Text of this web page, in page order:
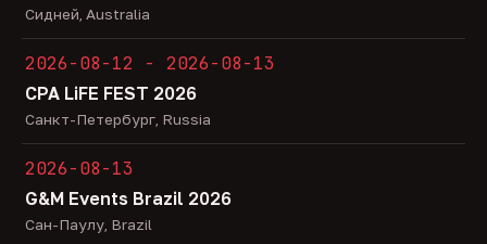
Сидней, Australia
2026-08-12 - 2026-08-13
CPA LiFE FEST 2026
Санкт-Петербург, Russia
2026-08-13
G&M Events Brazil 2026
Сан-Паулу, Brazil